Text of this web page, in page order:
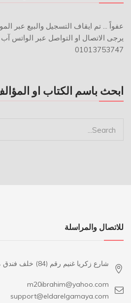
عفواً ... تم ايقاف التسجيل والبيع عبر
يرجى الاتصال او التواصل عبر الواتس
01013753747
ابحث باسم الكتاب او
للاتصال والمراسلة
شارع زكريا غنيم رقم (84) خلف فندق مكة – الابراهيمية
m20ibrahim@yahoo.com
support@eldarelgamaya.com